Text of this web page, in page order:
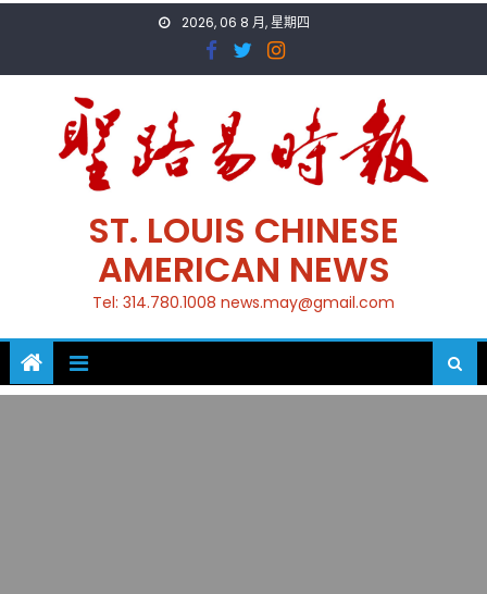
2026, 06 8 月, 星期四
ST. LOUIS CHINESE
AMERICAN NEWS
Tel: 314.780.1008 news.may@gmail.com